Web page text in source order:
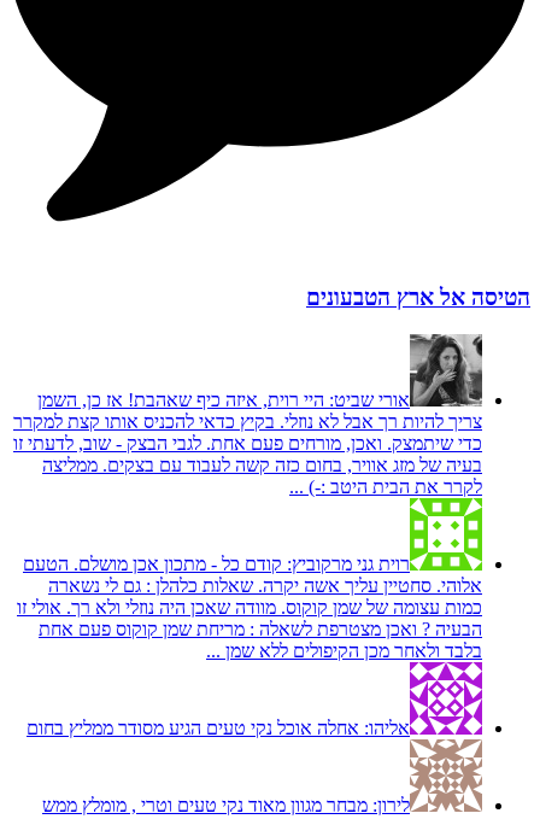
הטיסה אל ארץ הטבעונים
אורי שביט: היי רוית, איזה כיף שאהבת! אז כן, השמן
צריך להיות רך אבל לא נוזלי. בקיץ כדאי להכניס אותו קצת למקרר
כדי שיתמצק. ואכן, מורחים פעם אחת. לגבי הבצק - שוב, לדעתי זו
בעיה של מזג אוויר, בחום כזה קשה לעבוד עם בצקים. ממליצה
לקרר את הבית היטב :-) ...
רוית גני מרקוביץ: קודם כל - מתכון אכן מושלם. הטעם
אלוהי. סחטיין עליך אשה יקרה. שאלות כלהלן : גם לי נשארה
כמות עצומה של שמן קוקוס. מוודה שאכן היה נוזלי ולא רך. אולי זו
הבעיה ? ואכן מצטרפת לשאלה : מריחת שמן קוקוס פעם אחת
בלבד ולאחר מכן הקיפולים ללא שמן ...
אליהו: אחלה אוכל נקי טעים הגיע מסודר ממליץ בחום
לירון: מבחר מגוון מאוד נקי טעים וטרי , מומלץ ממש